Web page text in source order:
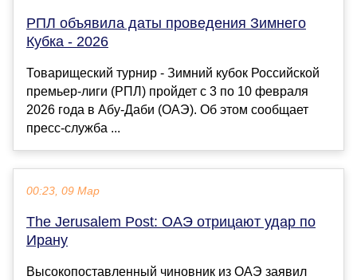
РПЛ объявила даты проведения Зимнего
Кубка - 2026
Товарищеский турнир - Зимний кубок Российской
премьер-лиги (РПЛ) пройдет с 3 по 10 февраля
2026 года в Абу-Даби (ОАЭ). Об этом сообщает
пресс-служба ...
00:23, 09 Мар
The Jerusalem Post: ОАЭ отрицают удар по
Ирану
Высокопоставленный чиновник из ОАЭ заявил